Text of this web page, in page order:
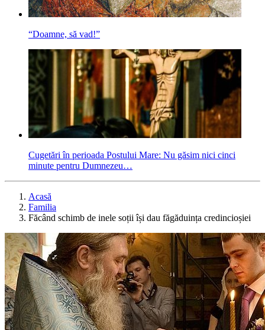
“Doamne, să vad!”
Cugetări în perioada Postului Mare: Nu găsim nici cinci
minute pentru Dumnezeu…
Acasă
Familia
Făcând schimb de inele soții își dau făgăduința credincioșiei